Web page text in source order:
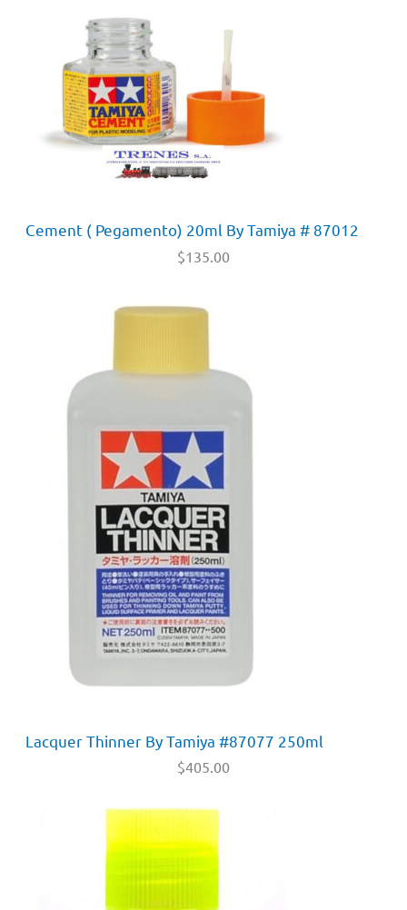
Cement ( Pegamento) 20ml By Tamiya # 87012
$135.00
Lacquer Thinner By Tamiya #87077 250ml
$405.00